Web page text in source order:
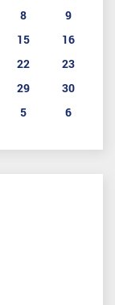
8
9
15
16
22
23
29
30
5 6